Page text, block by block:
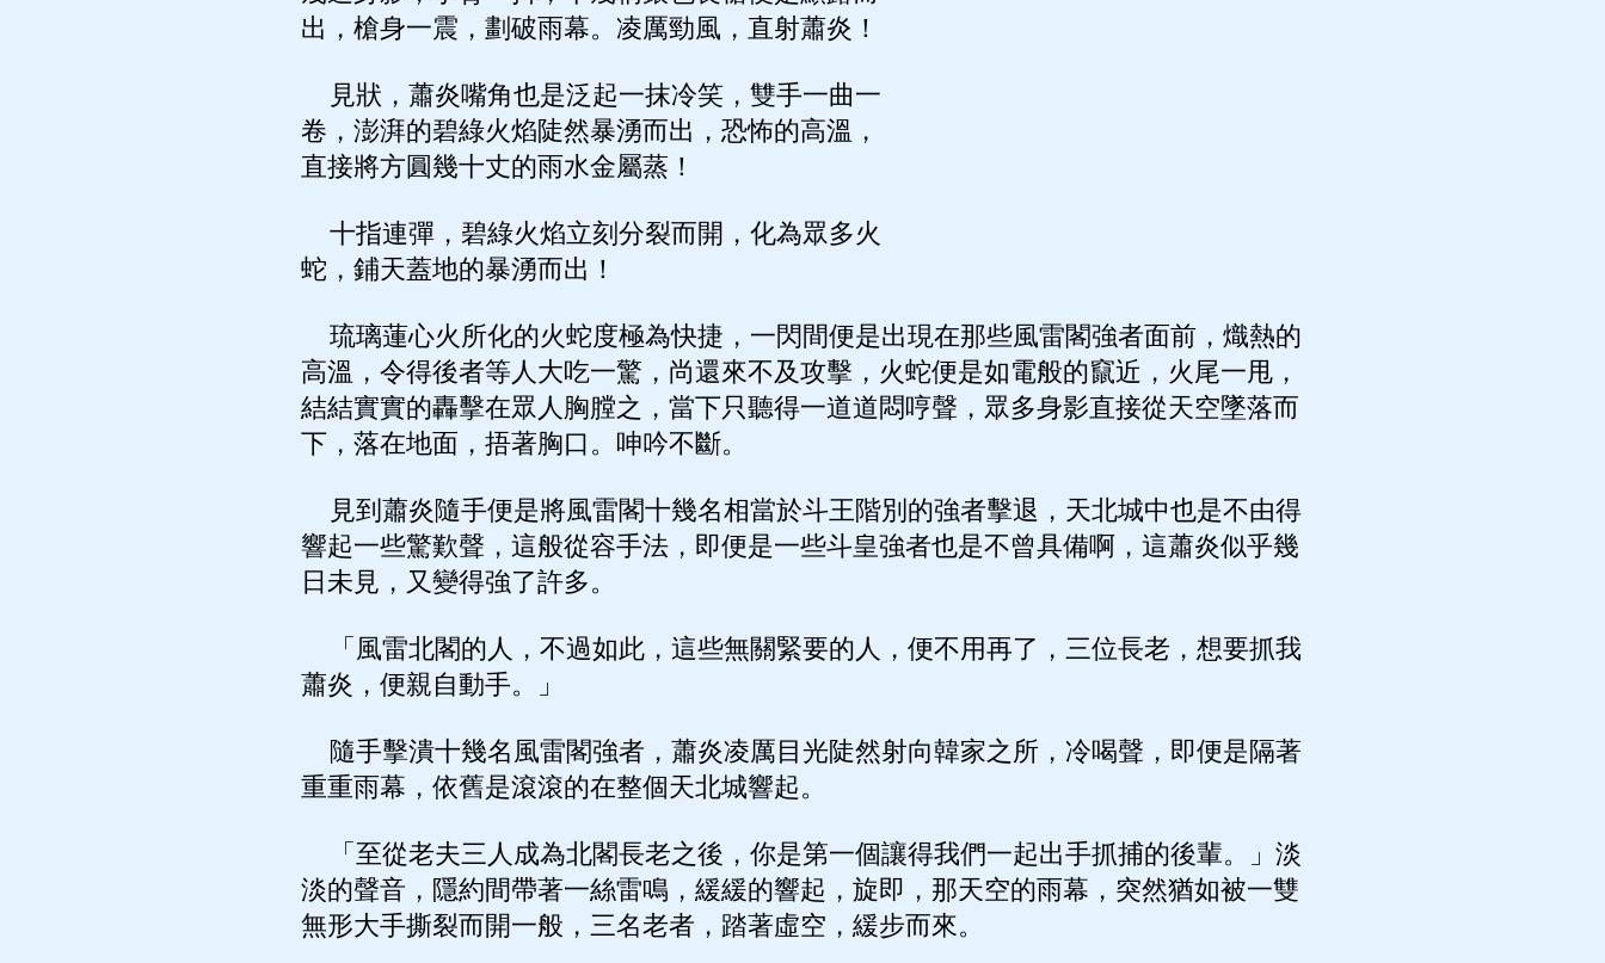
出，槍身一震，劃破雨幕。凌厲勁風，直射蕭炎！
見狀，蕭炎嘴角也是泛起一抹冷笑，雙手一曲一
卷，澎湃的碧綠火焰陡然暴湧而出，恐怖的高溫，
直接將方圓幾十丈的雨水金屬蒸！
十指連彈，碧綠火焰立刻分裂而開，化為眾多火
蛇，鋪天蓋地的暴湧而出！
琉璃蓮心火所化的火蛇度極為快捷，一閃間便是出現在那些風雷閣強者面前，熾熱的
高溫，令得後者等人大吃一驚，尚還來不及攻擊，火蛇便是如電般的竄近，火尾一甩，
結結實實的轟擊在眾人胸膛之，當下只聽得一道道悶哼聲，眾多身影直接從天空墜落而
下，落在地面，捂著胸口。呻吟不斷。
見到蕭炎隨手便是將風雷閣十幾名相當於斗王階別的強者擊退，天北城中也是不由得
響起一些驚歎聲，這般從容手法，即便是一些斗皇強者也是不曾具備啊，這蕭炎似乎幾
日未見，又變得強了許多。
「風雷北閣的人，不過如此，這些無關緊要的人，便不用再了，三位長老，想要抓我
蕭炎，便親自動手。」
隨手擊潰十幾名風雷閣強者，蕭炎凌厲目光陡然射向韓家之所，冷喝聲，即便是隔著
重重雨幕，依舊是滾滾的在整個天北城響起。
「至從老夫三人成為北閣長老之後，你是第一個讓得我們一起出手抓捕的後輩。」淡
淡的聲音，隱約間帶著一絲雷鳴，緩緩的響起，旋即，那天空的雨幕，突然猶如被一雙
無形大手撕裂而開一般，三名老者，踏著虛空，緩步而來。